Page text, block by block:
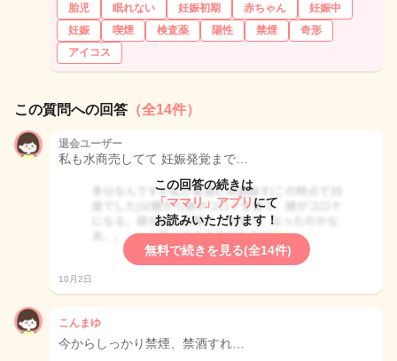
胎児
眠れない 妊娠初期 赤ちゃん
妊娠中
妊娠
喫煙 検査薬 陽性 禁煙
奇形
アイコス
この質問への回答 （全14件）
退会ユーザー
私も水商売してて 妊娠発覚まで…
この回答の続きは
「ママリ」アプリ にて
お読みいただけます！
無料で続きを見る(全14件)
10月2日
こんまゆ
今からしっかり禁煙、禁酒すれ…